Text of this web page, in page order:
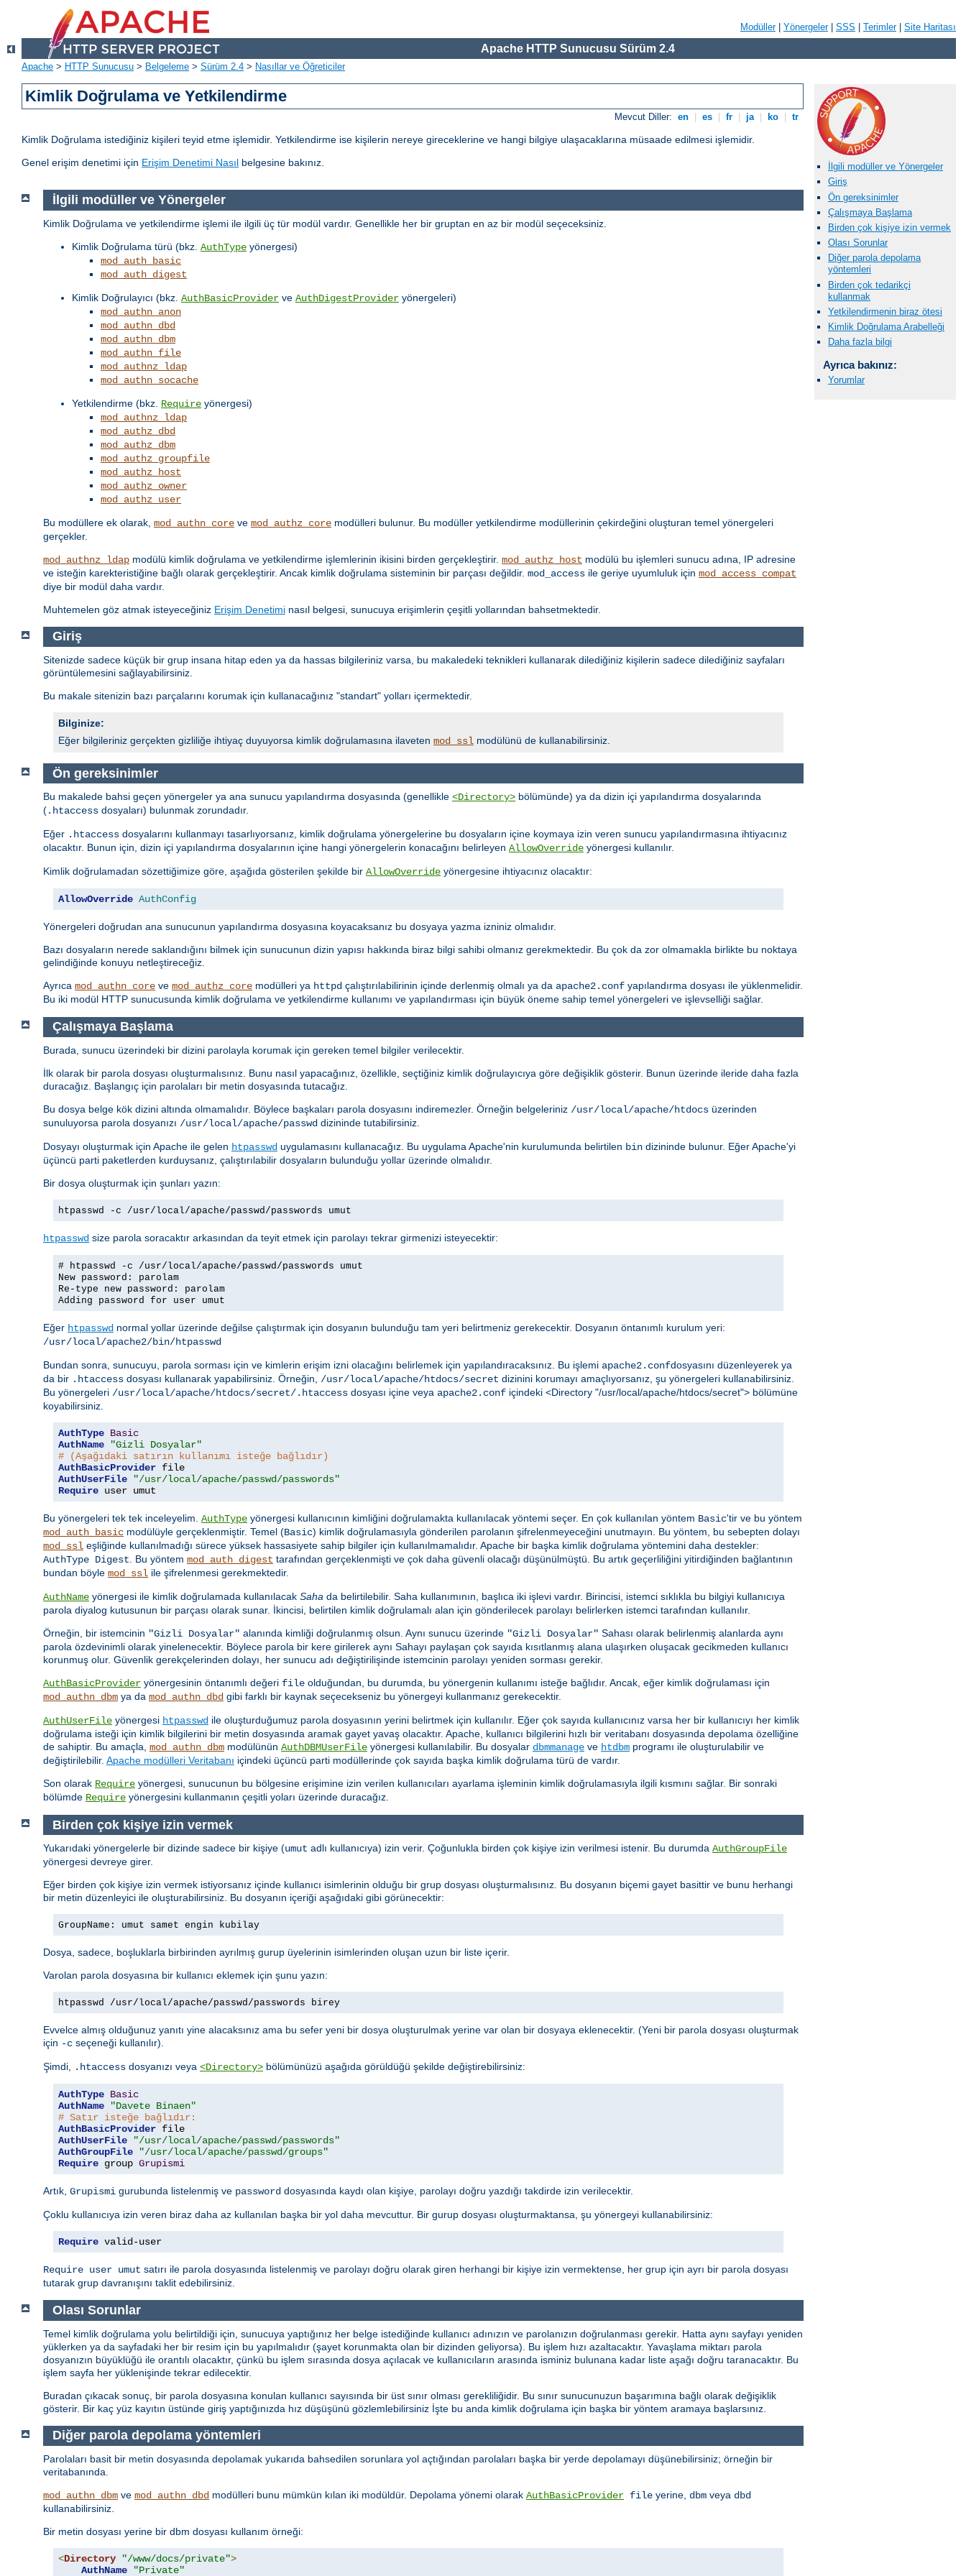
Modüller| Yönergeler| SSS Terimler| Site Haritası
Apache HTTP Sunucusu Sürüm 2.4
Apache > HTTP Sunucusu > Belgeleme > Sürüm 2.4 > Nasıllar ve Öğreticiler
Kimlik Doğrulama ve Yetkilendirme
Mevcut Diller: en es fr ja ko tr
Kimlik Doğrulama istediğiniz kişileri teyid etme işlemidir. Yetkilendirme ise kişilerin nereye gireceklerine ve hangi bilgiye ulaşacaklarına müsaade edilmesi işlemidir.
Genel erişim denetimi için Erişim Denetimi Nasıl belgesine bakınız.
İlgili modüller ve Yönergeler
Giriş
Ön gereksinimler
Çalışmaya Başlama
Birden çok kişiye izin vermek
Olası Sorunlar
Diğer parola depolama
yöntemleri
Birden çok tedarikçi
kullanmak
Yetkilendirmenin biraz ötesi
Kimlik Doğrulama Arabelleği
Daha fazla bilgi
Ayrıca bakınız:
Yorumlar
İlgili modüller ve Yönergeler
Kimlik Doğrulama ve yetkilendirme işlemi ile ilgili üç tür modül vardır. Genellikle her bir gruptan en az bir modül seçeceksiniz.
Kimlik Doğrulama türü (bkz. AuthType yönergesi)
mod_auth_basic
mod_auth_digest
Kimlik Doğrulayıcı (bkz. AuthBasicProvider ve AuthDigestProvider yönergeleri)
mod_authn_anon
mod_authn_dbd
mod_authn_dbm
mod_authn_file
mod_authnz_ldap
mod_authn_socache
Yetkilendirme (bkz. Require yönergesi)
mod_authnz_ldap
mod_authz_dbd
mod_authz_dbm
mod_authz_groupfile
mod_authz_host
mod_authz_owner
mod_authz_user
Bu modüllere ek olarak, mod_authn_core ve mod_authz_core modülleri bulunur. Bu modüller yetkilendirme modüllerinin çekirdeğini oluşturan temel yönergeleri
gerçekler.
mod_authnz_ldap modülü kimlik doğrulama ve yetkilendirme işlemlerinin ikisini birden gerçekleştirir. mod_authz_host modülü bu işlemleri sunucu adına, IP adresine
ve isteğin karekteristiğine bağlı olarak gerçekleştirir. Ancak kimlik doğrulama sisteminin bir parçası değildir. mod_access ile geriye uyumluluk için mod_access_compat
diye bir modül daha vardır.
Muhtemelen göz atmak isteyeceğiniz Erişim Denetimi nasıl belgesi, sunucuya erişimlerin çeşitli yollarından bahsetmektedir.
Giriş
Sitenizde sadece küçük bir grup insana hitap eden ya da hassas bilgileriniz varsa, bu makaledeki teknikleri kullanarak dilediğiniz kişilerin sadece dilediğiniz sayfaları
görüntülemesini sağlayabilirsiniz.
Bu makale sitenizin bazı parçalarını korumak için kullanacağınız "standart" yolları içermektedir.
Bilginize:
Eğer bilgileriniz gerçekten gizliliğe ihtiyaç duyuyorsa kimlik doğrulamasına ilaveten mod_ssl modülünü de kullanabilirsiniz.
Ön gereksinimler
Bu makalede bahsi geçen yönergeler ya ana sunucu yapılandırma dosyasında (genellikle <Directory> bölümünde) ya da dizin içi yapılandırma dosyalarında
(.htaccess dosyaları) bulunmak zorundadır.
Eğer .htaccess dosyalarını kullanmayı tasarlıyorsanız, kimlik doğrulama yönergelerine bu dosyaların içine koymaya izin veren sunucu yapılandırmasına ihtiyacınız
olacaktır. Bunun için, dizin içi yapılandırma dosyalarının içine hangi yönergelerin konacağını belirleyen AllowOverride yönergesi kullanılır.
Kimlik doğrulamadan sözettiğimize göre, aşağıda gösterilen şekilde bir AllowOverride yönergesine ihtiyacınız olacaktır:
AllowOverride AuthConfig
Yönergeleri doğrudan ana sunucunun yapılandırma dosyasına koyacaksanız bu dosyaya yazma izniniz olmalıdır.
Bazı dosyaların nerede saklandığını bilmek için sunucunun dizin yapısı hakkında biraz bilgi sahibi olmanız gerekmektedir. Bu çok da zor olmamakla birlikte bu noktaya
gelindiğinde konuyu netleştireceğiz.
Ayrıca mod_authn_core ve mod_authz_core modülleri ya httpd çalıştırılabilirinin içinde derlenmiş olmalı ya da apache2.conf yapılandırma dosyası ile yüklenmelidir.
Bu iki modül HTTP sunucusunda kimlik doğrulama ve yetkilendirme kullanımı ve yapılandırması için büyük öneme sahip temel yönergeleri ve işlevselliği sağlar.
Çalışmaya Başlama
Burada, sunucu üzerindeki bir dizini parolayla korumak için gereken temel bilgiler verilecektir.
İlk olarak bir parola dosyası oluşturmalısınız. Bunu nasıl yapacağınız, özellikle, seçtiğiniz kimlik doğrulayıcıya göre değişiklik gösterir. Bunun üzerinde ileride daha fazla
duracağız. Başlangıç için parolaları bir metin dosyasında tutacağız.
Bu dosya belge kök dizini altında olmamalıdır. Böylece başkaları parola dosyasını indiremezler. Örneğin belgeleriniz /usr/local/apache/htdocs üzerinden
sunuluyorsa parola dosyanızı /usr/local/apache/passwd dizininde tutabilirsiniz.
Dosyayı oluşturmak için Apache ile gelen htpasswd uygulamasını kullanacağız. Bu uygulama Apache'nin kurulumunda belirtilen bin dizininde bulunur. Eğer Apache'yi
üçüncü parti paketlerden kurduysanız, çalıştırılabilir dosyaların bulunduğu yollar üzerinde olmalıdır.
Bir dosya oluşturmak için şunları yazın:
htpasswd -c /usr/local/apache/passwd/passwords umut
htpasswd size parola soracaktır arkasından da teyit etmek için parolayı tekrar girmenizi isteyecektir:
# htpasswd -c /usr/local/apache/passwd/passwords umut
New password: parolam
Re-type new password: parolam
Adding password for user umut
Eğer htpasswd normal yollar üzerinde değilse çalıştırmak için dosyanın bulunduğu tam yeri belirtmeniz gerekecektir. Dosyanın öntanımlı kurulum yeri:
/usr/local/apache2/bin/htpasswd
Bundan sonra, sunucuyu, parola sorması için ve kimlerin erişim izni olacağını belirlemek için yapılandıracaksınız. Bu işlemi apache2.confdosyasını düzenleyerek ya
da bir .htaccess dosyası kullanarak yapabilirsiniz. Örneğin, /usr/local/apache/htdocs/secret dizinini korumayı amaçlıyorsanız, şu yönergeleri kullanabilirsiniz.
Bu yönergeleri /usr/local/apache/htdocs/secret/.htaccess dosyası içine veya apache2.conf içindeki <Directory "/usr/local/apache/htdocs/secret"> bölümüne
koyabilirsiniz.
AuthType Basic
AuthName
"Gizli Dosyalar"
# (Aşağıdaki satırın kullanımı isteğe bağlıdır)
AuthBasicProvider
AuthUserFile
"/usr/local/apache/passwd/passwords"
Require user umut
Bu yönergeleri tek tek inceleyelim. AuthType yönergesi kullanıcının kimliğini doğrulamakta kullanılacak yöntemi seçer. En çok kullanılan yöntem Basic'tir ve bu yöntem
mod_auth_basic modülüyle gerçeklenmiştir. Temel (Basic) kimlik doğrulamasıyla gönderilen parolanın şifrelenmeyeceğini unutmayın. Bu yöntem, bu sebepten dolayı
mod_ssl eşliğinde kullanılmadığı sürece yüksek hassasiyete sahip bilgiler için kullanılmamalıdır. Apache bir başka kimlik doğrulama yöntemini daha destekler:
AuthType Digest . Bu yöntem mod_auth_digest tarafından gerçeklenmişti ve çok daha güvenli olacağı düşünülmüştü. Bu artık geçerliliğini yitirdiğinden bağlantının
bundan böyle mod_ssl ile şifrelenmesi gerekmektedir.
AuthName yönergesi ile kimlik doğrulamada kullanılacak Saha da belirtilebilir. Saha kullanımının, başlıca iki işlevi vardır. Birincisi, istemci sıklıkla bu bilgiyi kullanıcıya
parola diyalog kutusunun bir parçası olarak sunar. İkincisi, belirtilen kimlik doğrulamalı alan için gönderilecek parolayı belirlerken istemci tarafından kullanılır.
Örneğin, bir istemcinin "Gizli Dosyalar" alanında kimliği doğrulanmış olsun. Aynı sunucu üzerinde "Gizli Dosyalar" Sahası olarak belirlenmiş alanlarda aynı
parola özdevinimli olarak yinelenecektir. Böylece parola bir kere girilerek aynı Sahayı paylaşan çok sayıda kısıtlanmış alana ulaşırken oluşacak gecikmeden kullanıcı
korunmuş olur. Güvenlik gerekçelerinden dolayı, her sunucu adı değiştirilişinde istemcinin parolayı yeniden sorması gerekir.
AuthBasicProvider yönergesinin öntanımlı değeri file olduğundan, bu durumda, bu yönergenin kullanımı isteğe bağlıdır. Ancak, eğer kimlik doğrulaması için
mod_authn_dbm ya da mod_authn_dbd gibi farklı bir kaynak seçecekseniz bu yönergeyi kullanmanız gerekecektir.
AuthUserFile yönergesi htpasswd ile oluşturduğumuz parola dosyasının yerini belirtmek için kullanılır. Eğer çok sayıda kullanıcınız varsa her bir kullanıcıyı her kimlik
doğrulama isteği için kimlik bilgilerini bir metin dosyasında aramak gayet yavaş olacaktır. Apache, kullanıcı bilgilerini hızlı bir veritabanı dosyasında depolama özelliğine
de sahiptir. Bu amaçla, mod_authn_dbm modülünün AuthDBMUserFile yönergesi kullanılabilir. Bu dosyalar dbmmanage ve htdbm programı ile oluşturulabilir ve
değiştirilebilir. Apache modülleri Veritabanı içindeki üçüncü parti modüllerinde çok sayıda başka kimlik doğrulama türü de vardır.
Son olarak Require yönergesi, sunucunun bu bölgesine erişimine izin verilen kullanıcıları ayarlama işleminin kimlik doğrulamasıyla ilgili kısmını sağlar. Bir sonraki
bölümde Require yönergesini kullanmanın çeşitli yoları üzerinde duracağız.
Birden çok kişiye izin vermek
Yukarıdaki yönergelerle bir dizinde sadece bir kişiye (umut adlı kullanıcıya) izin verir. Çoğunlukla birden çok kişiye izin verilmesi istenir. Bu durumda AuthGroupFile
yönergesi devreye girer.
Eğer birden çok kişiye izin vermek istiyorsanız içinde kullanıcı isimlerinin olduğu bir grup dosyası oluşturmalısınız. Bu dosyanın biçemi gayet basittir ve bunu herhangi
bir metin düzenleyici ile oluşturabilirsiniz. Bu dosyanın içeriği aşağıdaki gibi görünecektir:
GroupName: umut samet engin kubilay
Dosya, sadece, boşluklarla birbirinden ayrılmış gurup üyelerinin isimlerinden oluşan uzun bir liste içerir.
Varolan parola dosyasına bir kullanıcı eklemek için şunu yazın:
htpasswd /usr/local/apache/passwd/passwords birey
Evvelce almış olduğunuz yanıtı yine alacaksınız ama bu sefer yeni bir dosya oluşturulmak yerine var olan bir dosyaya eklenecektir. (Yeni bir parola dosyası oluşturmak
için -c seçeneği kullanılır).
Şimdi, .htaccess dosyanızı veya <Directory> bölümünüzü aşağıda görüldüğü şekilde değiştirebilirsiniz:
AuthType Basic
AuthName
"Davete Binaen"
# Satır isteğe bağlıdır:
AuthBasicProvider
AuthUserFile
"/usr/local/apache/passwd/passwords"
AuthGroupFile
"/usr/local/apache/passwd/groups"
Require group Grupismi
Artık, Grupismi gurubunda listelenmiş ve password dosyasında kaydı olan kişiye, parolayı doğru yazdığı takdirde izin verilecektir.
Çoklu kullanıcıya izin veren biraz daha az kullanılan başka bir yol daha mevcuttur. Bir gurup dosyası oluşturmaktansa, şu yönergeyi kullanabilirsiniz:
Require valid-user
Require user umut satırı ile parola dosyasında listelenmiş ve parolayı doğru olarak giren herhangi bir kişiye izin vermektense, her grup için ayrı bir parola dosyası
tutarak grup davranışını taklit edebilirsiniz.
Olası Sorunlar
Temel kimlik doğrulama yolu belirtildiği için, sunucuya yaptığınız her belge istediğinde kullanıcı adınızın ve parolanızın doğrulanması gerekir. Hatta aynı sayfayı yeniden
yüklerken ya da sayfadaki her bir resim için bu yapılmalıdır (şayet korunmakta olan bir dizinden geliyorsa). Bu işlem hızı azaltacaktır. Yavaşlama miktarı parola
dosyanızın büyüklüğü ile orantılı olacaktır, çünkü bu işlem sırasında dosya açılacak ve kullanıcıların arasında isminiz bulunana kadar liste aşağı doğru taranacaktır. Bu
işlem sayfa her yüklenişinde tekrar edilecektir.
Buradan çıkacak sonuç, bir parola dosyasına konulan kullanıcı sayısında bir üst sınır olması gerekliliğidir. Bu sınır sunucunuzun başarımına bağlı olarak değişiklik
gösterir. Bir kaç yüz kayıtın üstünde giriş yaptığınızda hız düşüşünü gözlemlebilirsiniz İşte bu anda kimlik doğrulama için başka bir yöntem aramaya başlarsınız.
Diğer parola depolama yöntemleri
Parolaları basit bir metin dosyasında depolamak yukarıda bahsedilen sorunlara yol açtığından parolaları başka bir yerde depolamayı düşünebilirsiniz; örneğin bir
veritabanında.
mod_authn_dbm ve mod_authn_dbd modülleri bunu mümkün kılan iki modüldür. Depolama yönemi olarak AuthBasicProvider file yerine, dbm veya dbd
kullanabilirsiniz.
Bir metin dosyası yerine bir dbm dosyası kullanım örneği:
<Directory "/www/docs/private">
AuthName
"Private"